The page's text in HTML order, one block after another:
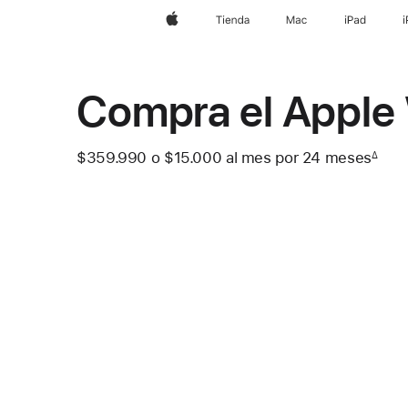
AppleTienda Mac iPad
Compra el Apple
$359.990 o $15.000 al mes al mes
por 24 mesesmeses
∆